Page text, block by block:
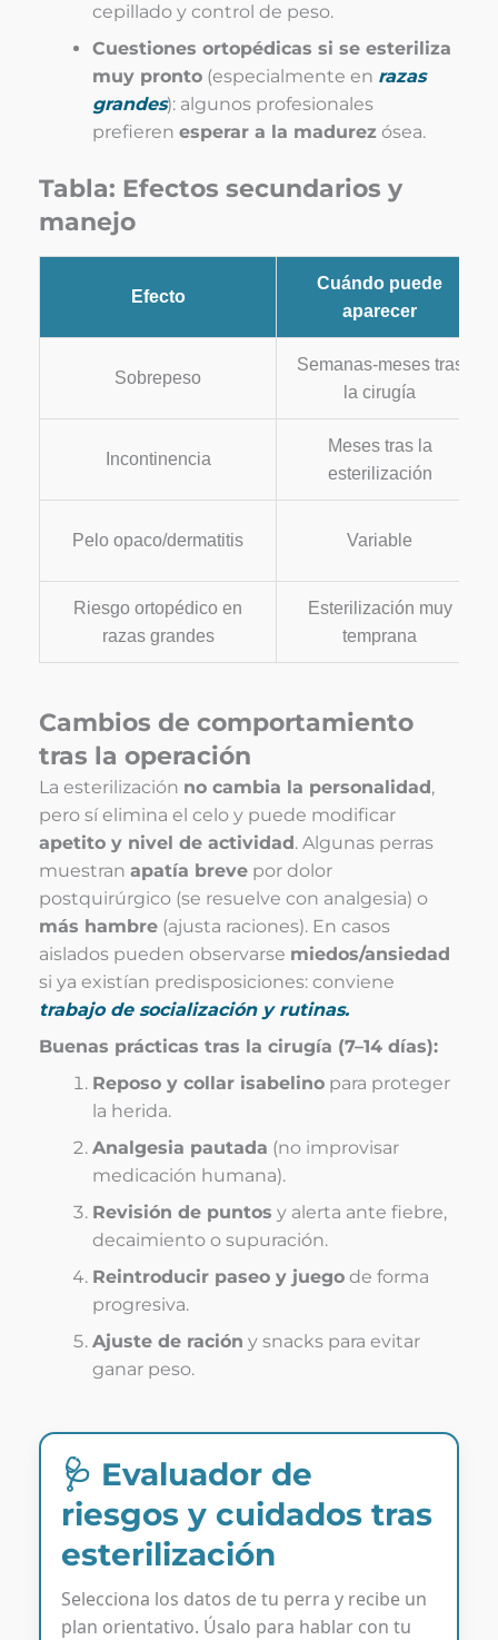
cepillado y control de peso.
Cuestiones ortopédicas si se esteriliza
muy pronto (especialmente en razas
grandes): algunos profesionales
prefieren esperar a la madurez ósea.
Tabla: Efectos secundarios y
manejo
Efecto
Cuándo puede
aparecer
Sobrepeso
Semanas-meses tras
la cirugía
Incontinencia
Meses tras la
esterilización
Pelo opaco/dermatitis Variable
Riesgo ortopédico en
razas grandes
Esterilización muy
temprana
Cambios de comportamiento
tras la operación
La esterilización no cambia la personalidad,
pero sí elimina el celo y puede modificar
apetito y nivel de actividad. Algunas perras
muestran apatía breve por dolor
postquirúrgico (se resuelve con analgesia) o
más hambre (ajusta raciones). En casos
aislados pueden observarse miedos/ansiedad
si ya existían predisposiciones: conviene
trabajo de socialización y rutinas.
Buenas prácticas tras la cirugía (7–14 días):
Reposo y collar isabelino para proteger
la herida.
Analgesia pautada (no improvisar
medicación humana).
Revisión de puntos y alerta ante fiebre,
decaimiento o supuración.
Reintroducir paseo y juego de forma
progresiva.
Ajuste de ración y snacks para evitar
ganar peso.
🩺 Evaluador de
riesgos y cuidados tras
esterilización
Selecciona los datos de tu perra y recibe un
plan orientativo. Úsalo para hablar con tu